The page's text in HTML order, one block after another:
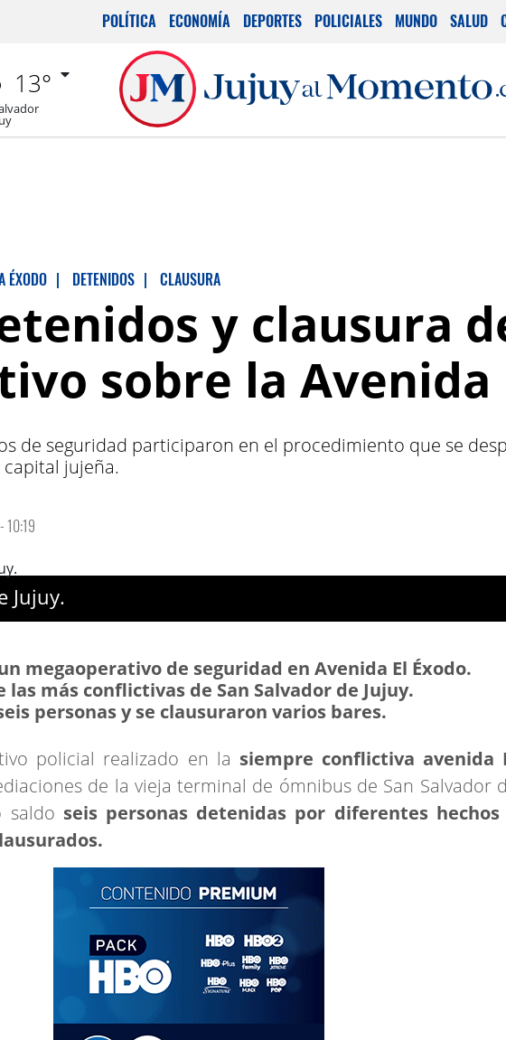
POLÍTICA ECONOMÍA DEPORTES POLICIALES MUNDO SALUD
13°
ÉXODO | DETENIDOS | CLAUSURA
y clausura
sobre la Avenida
de seguridad participaron en el procedimiento que se
jujeña.
10:19
Jujuy.
megaoperativo de seguridad en Avenida El Éxodo.
las más conflictivas de San Salvador de Jujuy.
personas y se clausuraron varios bares.
policial realizado en la siempre conflictiva avenida
de la vieja terminal de ómnibus de San Salvador
saldo seis personas detenidas por diferentes hechos